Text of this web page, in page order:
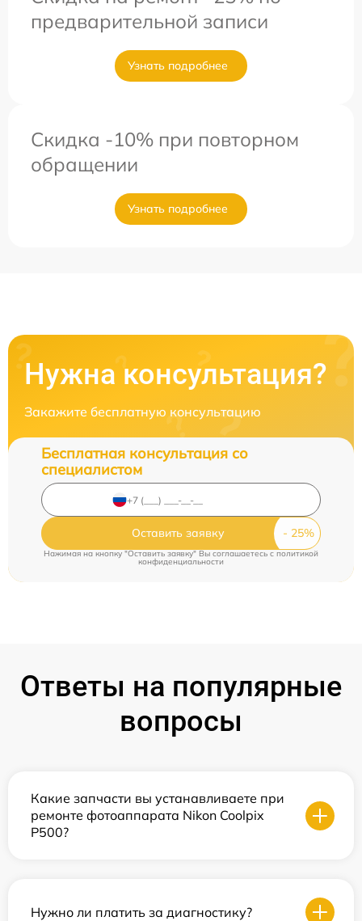
предварительной записи
Узнать подробнее
Скидка -10% при повторном
обращении
Узнать подробнее
Нужна консультация?
Закажите бесплатную консультацию
Бесплатная консультация со
специалистом
Оставить заявку
Нажимая на кнопку "Оставить заявку" Вы соглашаетесь c политикой
конфиденциальности
Ответы на популярные
вопросы
Какие запчасти вы устанавливаете при
ремонте фотоаппарата Nikon Coolpix
P500?
Нужно ли платить за диагностику?